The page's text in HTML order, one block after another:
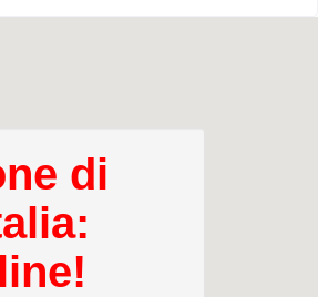
di